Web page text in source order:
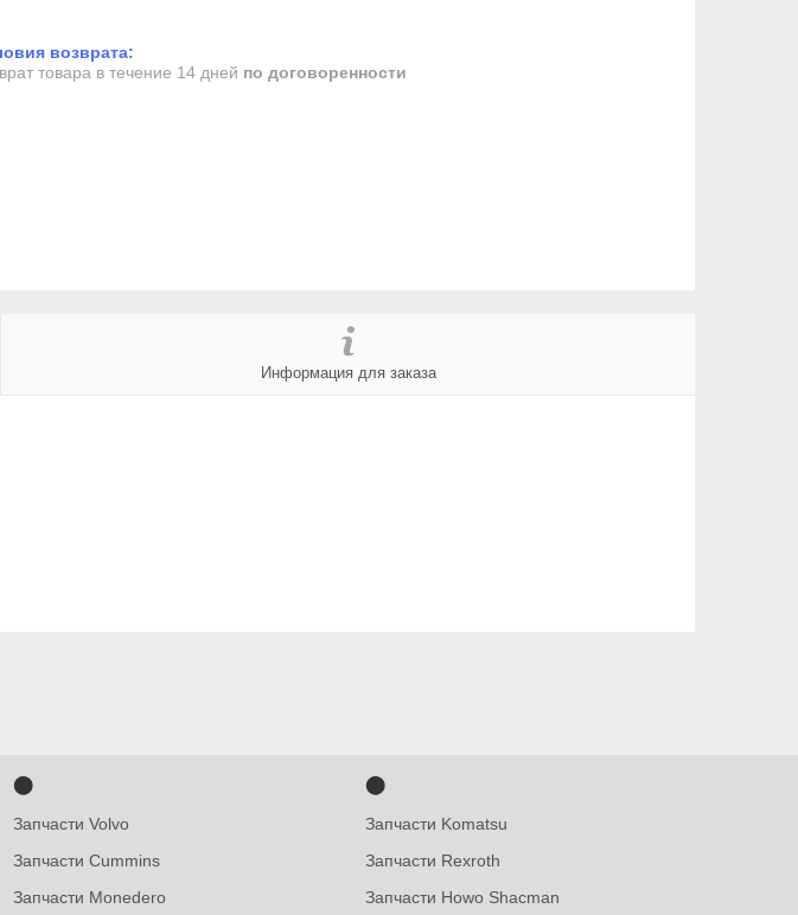
товара в течение 14 дней по договоренности
Информация для заказа
⬤
Запчасти Volvo
Запчасти Cummins
Запчасти Monedero
⬤
Запчасти Komatsu
Запчасти Rexroth
Запчасти Howo Shacman